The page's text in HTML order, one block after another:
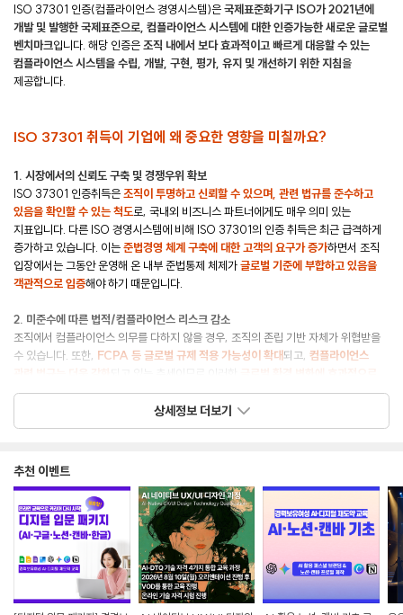
ISO 37301 인증(컴플라이언스 경영시스템)은국제표준화기구 ISO가 2021년에
개발 및 발행한 국제표준으로, 컴플라이언스 시스템에 대한 인증가능한 새로운 글로벌
벤치마크입니다. 해당 인증은 조직 내에서 보다 효과적이고 빠르게 대응할 수 있는
컴플라이언스 시스템을 수립, 개발, 구현, 평가, 유지 및 개선하기 위한 지침을
제공합니다.
ISO 37301 취득이 기업에 왜 중요한 영향을 미칠까요?
1. 시장에서의 신뢰도 구축 및 경쟁우위 확보
ISO 37301 인증취득은 조직이 투명하고 신뢰할 수 있으며, 관련 법규를 준수하고
있음을 확인할 수 있는 척도로, 국내외 비즈니스 파트너에게도 매우 의미 있는
지표입니다. 다른 ISO 경영시스템에 비해 ISO 37301의 인증 취득은 최근 급격하게
증가하고 있습니다. 이는준법경영 체계 구축에 대한 고객의 요구가 증가하면서 조직
입장에서는 그동안 운영해 온 내부 준법통제 체제가글로벌 기준에 부합하고 있음을
객관적으로 입증해야 하기 때문입니다.
2. 미준수에 따른 법적/컴플라이언스 리스크 감소
조직에서 컴플라이언스 의무를 다하지 않을 경우, 조직의 존립 기반 자체가 위협받을
수 있습니다. 또한, FCPA 등 글로벌 규제 적용 가능성이 확대되고, 컴플라이언스
글로벌 환경 변화에 효과적으로
대응하기 위해서는 컴플라이언스 경영 시스템 구축이 필수적입니다.
3. ESG 경영 성과에 기여
기업 평가에 차지하는 비중이 날이 갈수록 높아지고 있습니다. ISO 37301 인증은
조직의 윤리·준법경영에 대한 노력을 가시적으로 보여줄 수 있어 ESG 경영의
객관적인 지표로 활용 가능
합니다.
4. 이사의 감시의무 이행의 근거
준법감시 제도 구축을 위해 노력을 다하지 않은 대표이사나 이사회 멤버 이사는 회사가
물게 될 과징금 상당의 손해를 배상할 책임이 있다고 대법원 판례는 이미 경고하고
있습니다. 이제 이사나 이사회의 ‘몰랐다’는 항변은 더 이상의 면책사유가 될 수
없습니다.ISO 37301은이사의 감시의무 위반에 대한 가장 강력한 법적 방어망이 될
상세정보 더보기
추천 이벤트